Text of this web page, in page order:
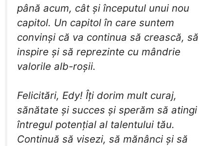
până acum, cât și începutul unui nou
capitol. Un capitol în care suntem
convinși că va continua să crească, să
inspire și să reprezinte cu mândrie
valorile alb-roșii.
​Felicitări, Edy! Îți dorim mult curaj,
sănătate și succes și sperăm să atingi
întregul potențial al talentului tău.
Continuă să visezi, să mănânci și să